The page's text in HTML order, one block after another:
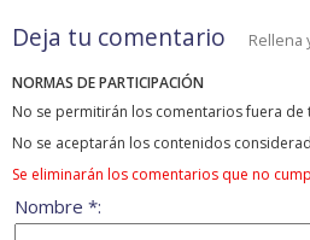
Deja tu comentario Rellena
NORMAS DE PARTICIPACIÓN
No se permitirán los comentarios fuera de
No se aceptarán los contenidos
Se eliminarán los comentarios que no
Nombre *: